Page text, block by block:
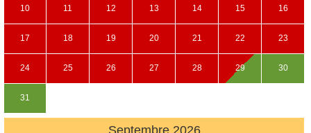
10 11 12 13 14 15 16
17 18 19 20 21 22 23
24 25 26 27 28 29 30
31